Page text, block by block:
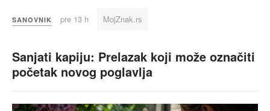
SANOVNIK pre 13 h MojZnak.rs
Sanjati kapiju: Prelazak koji može označiti
početak novog poglavlja